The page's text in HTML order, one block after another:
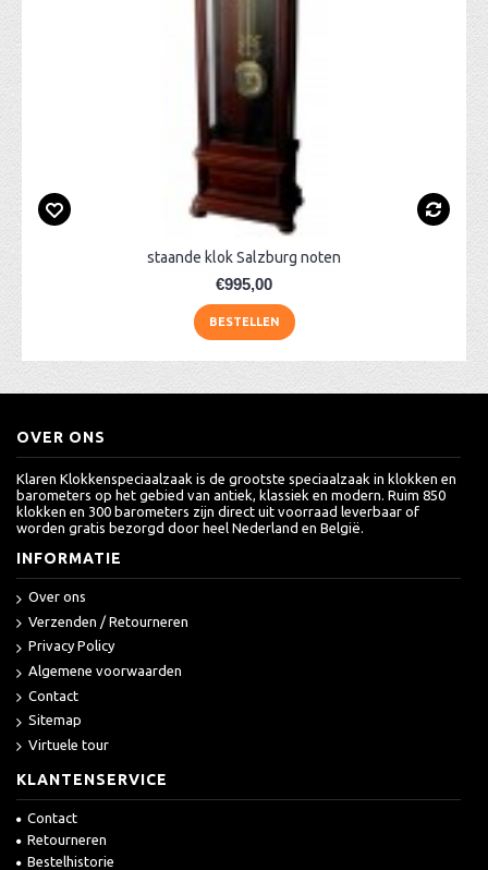
staande klok Salzburg noten
€995,00
BESTELLEN
OVER ONS
Klaren Klokkenspeciaalzaak is de grootste speciaalzaak in klokken en
barometers op het gebied van antiek, klassiek en modern. Ruim 850
klokken en 300 barometers zijn direct uit voorraad leverbaar of
worden gratis bezorgd door heel Nederland en België.
INFORMATIE
Over ons
Verzenden / Retourneren
Privacy Policy
Algemene voorwaarden
Contact
Sitemap
Virtuele tour
KLANTENSERVICE
Contact
Retourneren
Bestelhistorie